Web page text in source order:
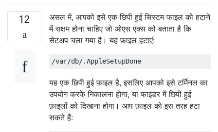
12
असल में, आपको इसे एक छिपी हुई सिस्टम फाइल को हटाने
में सक्षम होना चाहिए जो ओएस एक्स को बताता है कि
सेटअप चला गया है। यह फ़ाइल हटाएं:
यह एक छिपी हुई फ़ाइल है, इसलिए आपको इसे टर्मिनल का
उपयोग करके निकालना होगा, या फाइंडर में छिपी हुई
फ़ाइलों को दिखाना होगा। आप फ़ाइल को इस तरह हटा
सकते हैं: